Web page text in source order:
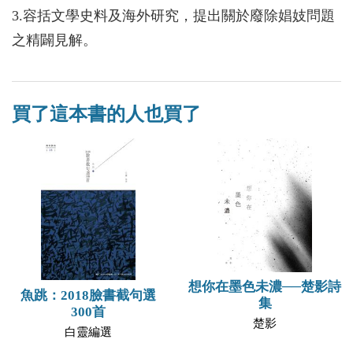
3.容括文學史料及海外研究，提出關於廢除娼妓問題
之精闢見解。
買了這本書的人也買了
魚跳：2018臉書截句選
300首
白靈編選
想你在墨色未濃──楚影詩
集
楚影